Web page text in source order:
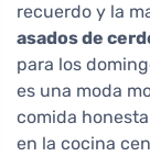
recuerdo y la
asados de
para los
es una moda
comida
en la cocina